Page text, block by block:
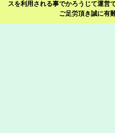
スを利用される事でかろうじて運営
ご足労頂き誠に有